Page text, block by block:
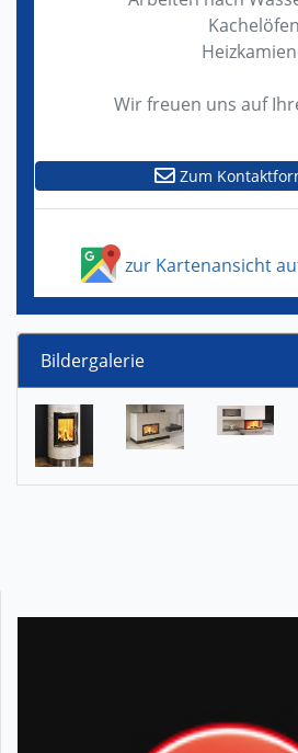
Kachelöfen
Wir freuen uns auf
Zum
zur Kartenansicht
Bildergalerie